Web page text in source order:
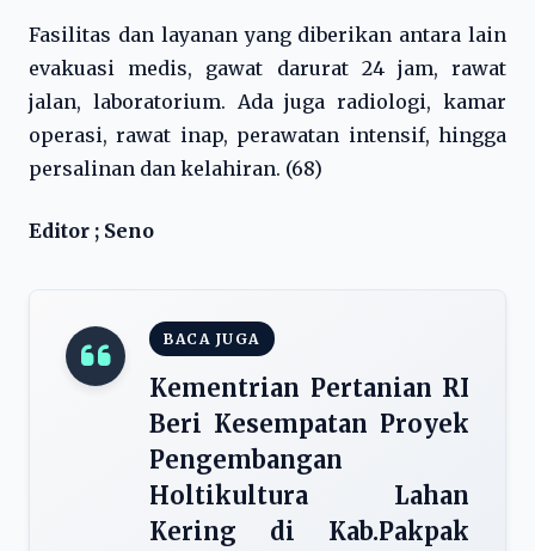
Fasilitas dan layanan yang diberikan antara lain
evakuasi medis, gawat darurat 24 jam, rawat
jalan, laboratorium. Ada juga radiologi, kamar
operasi, rawat inap, perawatan intensif, hingga
persalinan dan kelahiran. (68)
Editor ; Seno
BACA JUGA
Kementrian Pertanian RI
Beri Kesempatan Proyek
Pengembangan
Holtikultura Lahan
Kering di Kab.Pakpak